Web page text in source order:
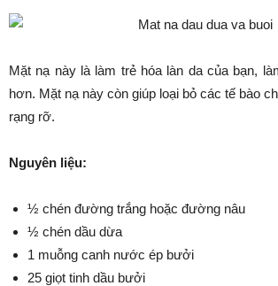
Mặt nạ này là làm trẻ hóa làn da của bạn,
hơn. Mặt nạ này còn giúp loại bỏ các tế bào
rạng rỡ.
Nguyên liệu:
½ chén đường trắng hoặc đường nâu
½ chén dầu dừa
1 muỗng canh nước ép bưởi
25 giọt tinh dầu bưởi